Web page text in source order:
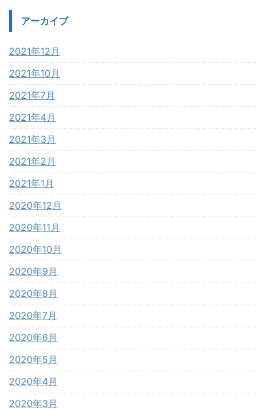
アーカイブ
2021年12月
2021年10月
2021年7月
2021年4月
2021年3月
2021年2月
2021年1月
2020年12月
2020年11月
2020年10月
2020年9月
2020年8月
2020年7月
2020年6月
2020年5月
2020年4月
2020年3月